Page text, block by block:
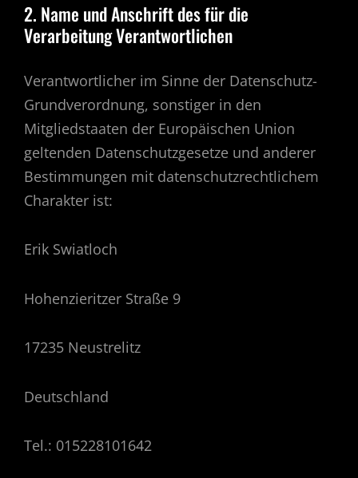
2. Name und Anschrift des für die
Verarbeitung Verantwortlichen
Verantwortlicher im Sinne der Datenschutz-
Grundverordnung, sonstiger in den
Mitgliedstaaten der Europäischen Union
geltenden Datenschutzgesetze und anderer
Bestimmungen mit datenschutzrechtlichem
Charakter ist:
Erik Swiatloch
Hohenzieritzer Straße 9
17235 Neustrelitz
Deutschland
Tel.: 015228101642